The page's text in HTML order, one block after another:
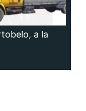
a la